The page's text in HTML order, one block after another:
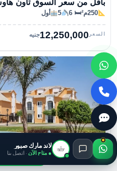
250م² 🛏 6
5 أول
السعر 12,250,000جنيه
تاون هاوس ✓ متاحة
اتصال واتساب
لاند مارك صبور
● متاح الآن · اتصل بنا